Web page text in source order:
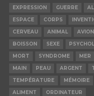
EXPRESSION GUERRE
ESPACE
CORPS
CERVEAU
ANIMAL AVION
BOISSON
SEXE
MORT
SYNDROME MER
MAIN
PEAU ARGENT
TEMPÉRATURE
MÉMOIRE
ALIMENT
ORDINATEUR